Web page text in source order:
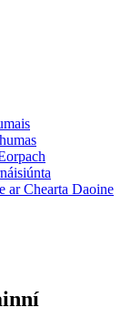
ar Chearta Daoine